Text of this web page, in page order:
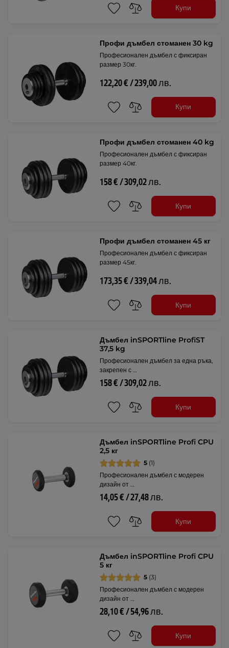
Купи
Профи дъмбел стоманен 30 kg
Професионален дъмбел с фиксиран
размер 30кг.
122,20 € / 239,00 лв.
Купи
Профи дъмбел стоманен 40 kg
Професионален дъмбел с фиксиран
размер 40кг.
158 € / 309,02 лв.
Купи
Профи дъмбел стоманен 45 кг
Професионален дъмбел с фиксиран
размер 45кг.
173,35 € / 339,04 лв.
Купи
Дъмбел inSPORTline ProfiST
37,5 kg
Професионален дъмбел за една ръка,
закрепен с …
158 € / 309,02 лв.
Купи
Дъмбел inSPORTline Profi CPU
2,5 кг
5 (1)
Професионален дъмбел с модерен
дизайн от …
14,05 € / 27,48 лв.
Купи
Дъмбел inSPORTline Profi CPU
5 кг
5 (3)
Професионален дъмбел с модерен
дизайн от …
28,10 € / 54,96 лв.
Купи